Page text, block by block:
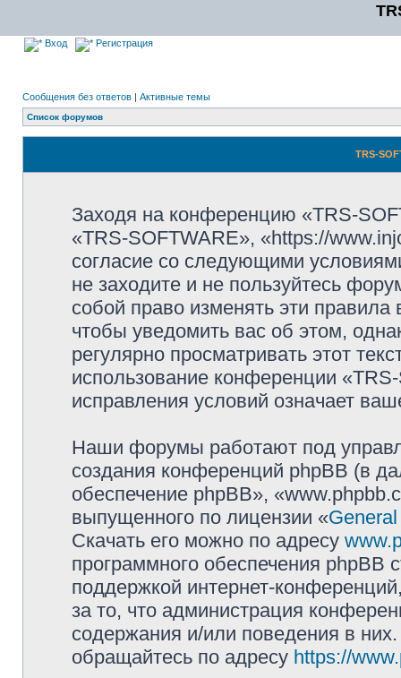
Вход Регистрация
Сообщения без ответов | Активные темы
Список форумов
TRS-
Заходя на конференцию «TRS-
«TRS-SOFTWARE», «https://
согласие со следующими
не заходите и не пользуйтесь
собой право изменять эти
чтобы уведомить вас об этом,
регулярно просматривать этот
использование конференции
исправления условий означает
Наши форумы работают под
создания конференций phpBB (в
обеспечение phpBB»,
выпущенного по лицензии «
Скачать его можно по адресу
программного обеспечения phpBB
поддержкой интернет-
за то, что администрация
содержания и/или поведения в
обращайтесь по адресу https://